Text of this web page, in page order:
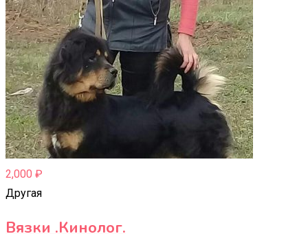
2,000 ₽
Другая
Вязки .Кинолог.